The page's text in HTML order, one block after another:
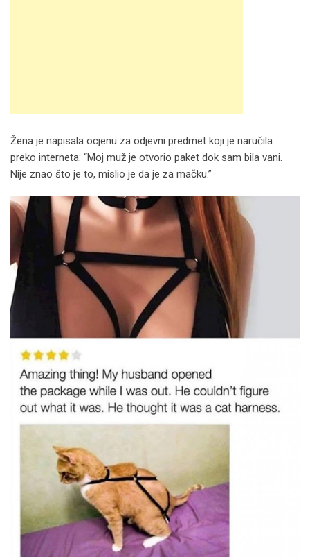
Žena je napisala ocjenu za odjevni predmet koji je naručila
preko interneta: “Moj muž je otvorio paket dok sam bila vani.
Nije znao što je to, mislio je da je za mačku.”